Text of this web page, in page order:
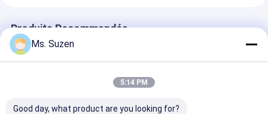
Produits Recommandés
Ms. Suzen
5:14 PM
Good day, what product are you looking for?